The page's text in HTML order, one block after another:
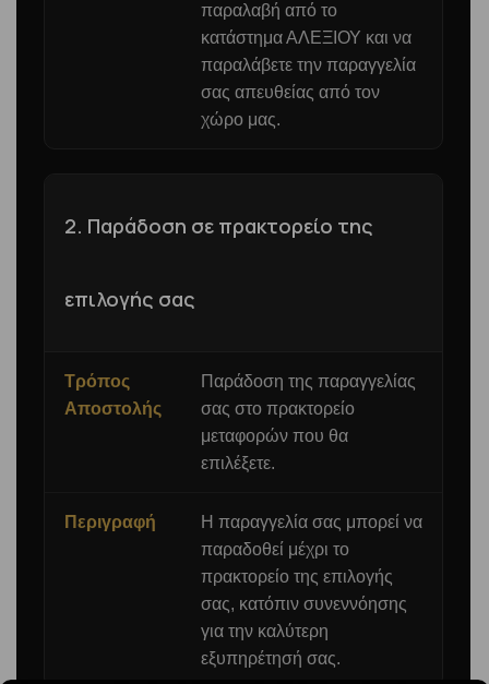
παραλαβή από το
κατάστημα ΑΛΕΞΙΟΥ και να
παραλάβετε την παραγγελία
σας απευθείας από τον
χώρο μας.
2. Παράδοση σε πρακτορείο της
επιλογής σας
Τρόπος
Αποστολής
Παράδοση της παραγγελίας
σας στο πρακτορείο
μεταφορών που θα
επιλέξετε.
Περιγραφή
Η παραγγελία σας μπορεί να
παραδοθεί μέχρι το
πρακτορείο της επιλογής
σας, κατόπιν συνεννόησης
για την καλύτερη
εξυπηρέτησή σας.